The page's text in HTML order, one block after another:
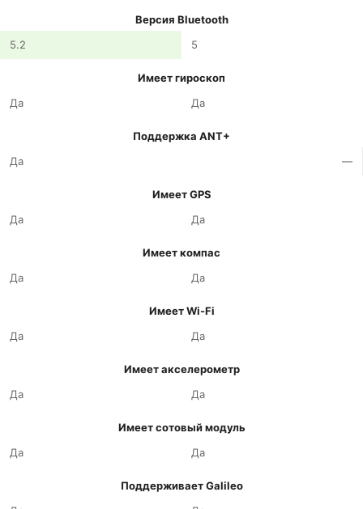
Версия Bluetooth
5.2
5
Имеет гироскоп
Да
Да
Поддержка ANT+
Да
—
Имеет GPS
Да
Да
Имеет компас
Да
Да
Имеет Wi-Fi
Да
Да
Имеет акселерометр
Да
Да
Имеет сотовый модуль
Да
Да
Поддерживает Galileo